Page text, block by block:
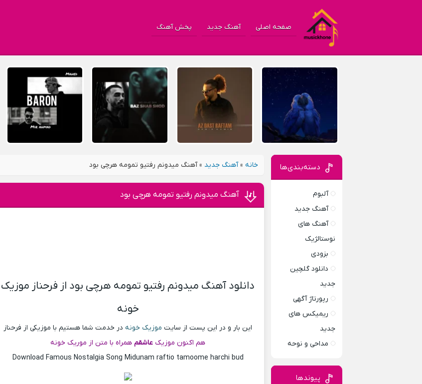
صفحه اصلی آهنگ جدید پخش آهنگ
خانه »آهنگ جدید »آهنگ میدونم رفتیو تمومه هرچی بود
آهنگ میدونم رفتیو تمومه هرچی بود
دانلود آهنگ میدونم رفتیو تمومه هرچی بود از فرحناز موزیک
خونه
این بار و در این پست از سایت موزیک خونهدر خدمت شما هستیم با موزیکی از فرحناز
هم اکنون موزیکعاشقمهمراه با متن از موریک خونه
Download Famous Nostalgia Song Midunam raftio tamoome harchi bud
دسته‌بندی‌ها
آلبوم
آهنگ جدید
آهنگ های
نوستالژیک
بزودی
دانلود گلچین
جدید
رپورتاژ آگهی
ریمیکس های
جدید
مداحی و نوحه
پیوندها